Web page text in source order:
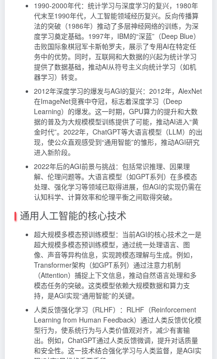
1990-2000年代：统计学习与深度学习的复兴，1980年
代末至1990年代，人工智能领域经历复兴。反向传播算
法的突破（1986年）推动了多层神经网络的训练，为深
度学习奠定基础。1997年，IBM的“深蓝”（Deep Blue）
击败国际象棋冠军卡斯帕罗夫，展示了专用AI在特定任
务中的优势。同时，互联网和大数据的兴起为统计学习
提供了数据基础，推动AI从符号主义向统计学习（如机
器学习）转变。
2012年深度学习的爆发与AGI的复兴：2012年，AlexNet
在ImageNet竞赛中夺冠，标志着深度学习（Deep
Learning）的爆发。这一时期，GPU算力的提升和大数
据的普及为大规模模型训练提供了可能，推动AI进入“黄
金时代”。2022年，ChatGPT等大语言模型（LLM）的出
现，使公众直观感受到“通用智能”的雏形，推动AGI研究
进入新阶段。
2022年后的AGI前景与挑战：包括常识推理、因果理
解、伦理问题等。大语言模型（如GPT系列）在多模态
处理、强化学习等领域已取得进展，但AGI的实现仍需在
认知科学、计算效率和伦理平衡之间取得突破。
通用人工智能的核心技术
超大规模多模态预训练模型：当前AGI的核心技术之一是
超大规模多模态预训练模型，通过统一处理语言、图
像、声音等异构信息，实现跨模态理解与生成。例如，
Transformer架构（如GPT系列）通过注意力机制
（Attention）捕捉上下文信息，推动自然语言处理和多
模态任务的突破。这类模型依赖大规模数据和算力支
持，是AGI实现“通用智能”的关键。
人类反馈强化学习（RLHF）：RLHF（Reinforcement
Learning from Human Feedback）通过人类反馈优化模
型行为，使系统行为与人类价值观对齐，减少有害输
出。例如，ChatGPT通过人类反馈微调，提升对话质量
和安全性。这一技术结合强化学习与人类监督，是AGI实